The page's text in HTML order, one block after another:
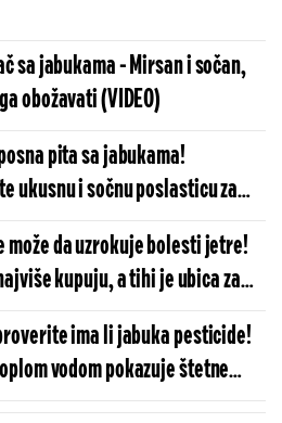
sa jabukama - Mirsan i sočan,
obožavati (VIDEO)
pita sa jabukama!
ukusnu i sočnu poslasticu za
400 dinara
može da uzrokuje bolesti jetre!
kupuju, a tihi je ubica za
ima li jabuka pesticide!
vodom pokazuje štetne